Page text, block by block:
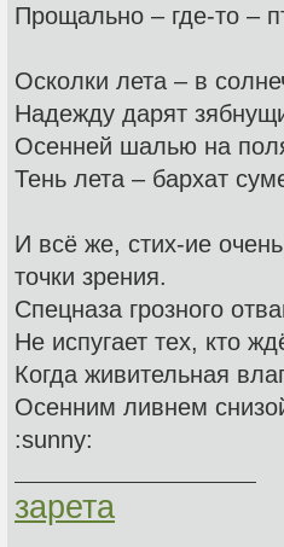
Прощально – где-то –
Осколки лета – в
Надежду дарят
Осенней шалью на
Тень лета – бархат
И всё же, стих-ие
точки зрения.
Спецназа грозного
Не испугает тех, кто
Когда живительная
Осенним ливнем
:sunny:
зарета